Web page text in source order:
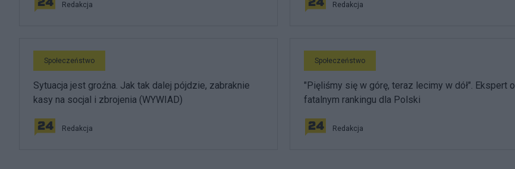
Redakcja Redakcja
Społeczeństwo
Sytuacja jest groźna. Jak tak dalej pójdzie, zabraknie
kasy na socjal i zbrojenia (WYWIAD)
Redakcja
Społeczeństwo
"Pięliśmy się w górę, teraz lecimy w dół". Ekspert o
fatalnym rankingu dla Polski
Redakcja